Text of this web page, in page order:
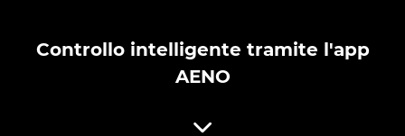
Controllo intelligente tramite l'app
AENO